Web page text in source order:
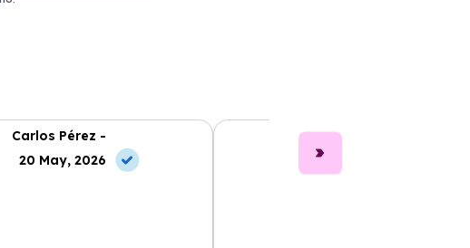
Carlos Pérez -
20 May, 2026
Laura Ruiz -
10 Jul, 2026